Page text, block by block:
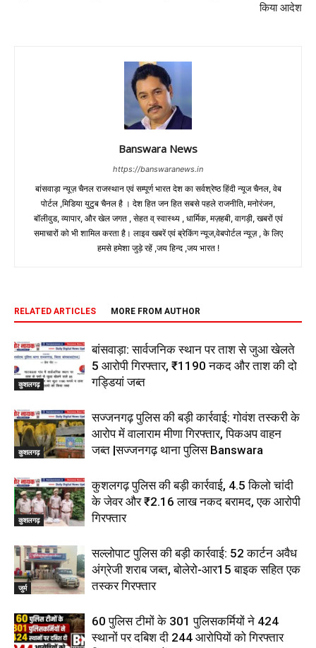
किया आदेश
Banswara News
https://banswaranews.in
बांसवाड़ा न्यूज़ चैनल राजस्थान एवं सम्पूर्ण भारत देश का सर्वश्रेष्ठ हिंदी न्‍यूज चैनल, वेब
पोर्टल ,मिडिया युटुब चैनल है । देश हित जन हित सबसे पहले राजनीति, मनोरंजन,
बॉलीवुड, व्यापार, और खेल जगत , सेहत व् स्वास्थ्य , धार्मिक, मज़हबी, वागड़ी, खबरों एवं
समाचारों को भी शामिल करता है। लाइव खबरें एवं ब्रेकिंग न्यूज,वेबपोर्टल न्यूज़ , के लिए
हमसे हमेशा जुड़े रहें ,जय हिन्द ,जय भारत !
RELATED ARTICLES MORE FROM AUTHOR
कुशलगढ़
बांसवाड़ा: सार्वजनिक स्थान पर ताश से जुआ खेलते
5 आरोपी गिरफ्तार, ₹1190 नकद और ताश की दो
गड्डियां जब्त
कुशलगढ़
सज्जनगढ़ पुलिस की बड़ी कार्रवाई: गोवंश तस्करी के
आरोप में वालाराम मीणा गिरफ्तार, पिकअप वाहन
जब्त |सज्जनगढ़ थाना पुलिस Banswara
कुशलगढ़
कुशलगढ़ पुलिस की बड़ी कार्रवाई, 4.5 किलो चांदी
के जेवर और ₹2.16 लाख नकद बरामद, एक आरोपी
गिरफ्तार
जुर्म
सल्लोपाट पुलिस की बड़ी कार्रवाई: 52 कार्टन अवैध
अंग्रेजी शराब जब्त, बोलेरो-आर15 बाइक सहित एक
तस्कर गिरफ्तार
60 पुलिस टीमों के 301 पुलिसकर्मियों ने 424
स्थानों पर दबिश दी 244 आरोपियों को गिरफ्तार